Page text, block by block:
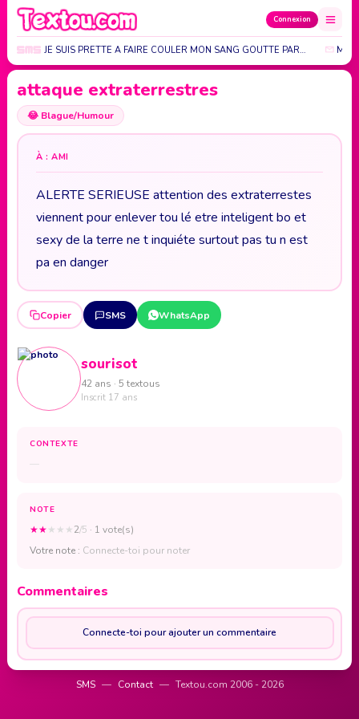
Connexion
TOI JE SUIS PRETTE A FAIRE COULER MON SANG GOUTTE PAR…
attaque extraterrestres
😂 Blague/Humour
À : AMI
ALERTE SERIEUSE attention des extraterrestes
viennent pour enlever tou lé etre inteligent bo et
sexy de la terre ne t inquiéte surtout pas tu n est
pa en danger
Copier SMS WhatsApp
sourisot
42 ans · 5 textous
Inscrit 17 ans
CONTEXTE
—
NOTE
★★★ ★ ★2/5 · 1 vote(s)
Votre note : Connecte-toi pour noter
Commentaires
Connecte-toi pour ajouter un commentaire
SMS — Contact — Textou.com 2006 - 2026